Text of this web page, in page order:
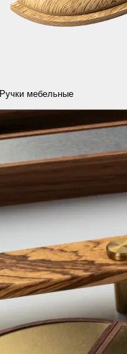
Ручки мебельные